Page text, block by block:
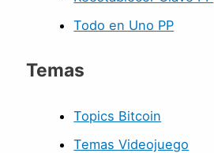
Todo en Uno PP
Temas
Topics Bitcoin
Temas Videojuego